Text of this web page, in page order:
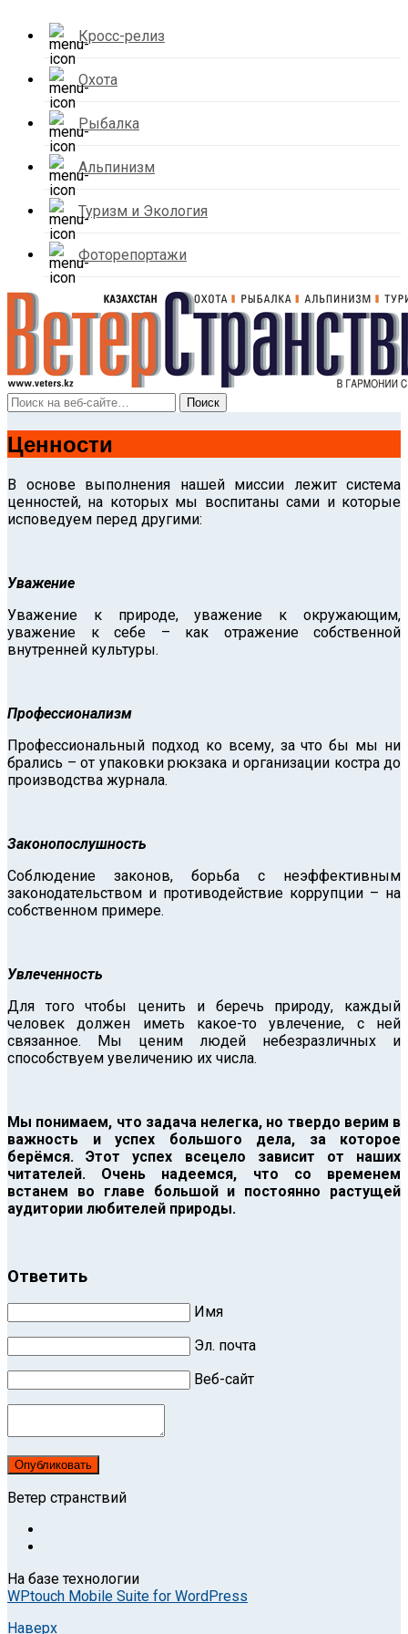
Кросс-релиз
Охота
Рыбалка
Альпинизм
Туризм и Экология
Фоторепортажи
Ценности
В основе выполнения нашей миссии лежит система
ценностей, на которых мы воспитаны сами и которые
исповедуем перед другими:
Уважение
Уважение к природе, уважение к окружающим,
уважение к себе – как отражение собственной
внутренней культуры.
Профессионализм
Профессиональный подход ко всему, за что бы мы ни
брались – от упаковки рюкзака и организации костра до
производства журнала.
Законопослушность
Соблюдение законов, борьба с неэффективным
законодательством и противодействие коррупции – на
собственном примере.
Увлеченность
Для того чтобы ценить и беречь природу, каждый
человек должен иметь какое-то увлечение, с ней
связанное. Мы ценим людей небезразличных и
способствуем увеличению их числа.
Мы понимаем, что задача нелегка, но твердо верим в
важность и успех большого дела, за которое
берёмся. Этот успех всецело зависит от наших
читателей. Очень надеемся, что со временем
встанем во главе большой и постоянно растущей
аудитории любителей природы.
Ответить
Имя
Эл. почта
Веб-сайт
Опубликовать
Ветер странствий
На базе технологии
WPtouch Mobile Suite for WordPress
Наверх